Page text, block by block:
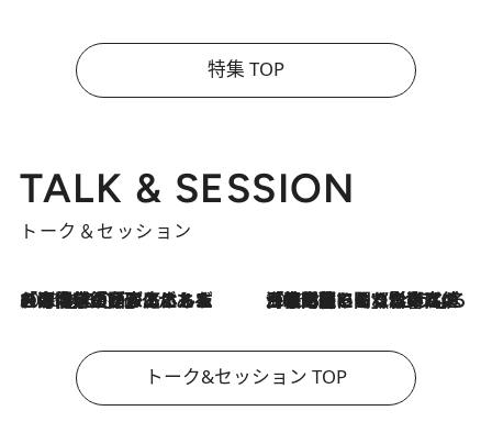
特集 TOP
TALK & SESSION
トーク＆セッション
2026.8.3
「今後値上げがあるとすれば…」「リスクがあるのは今年の冬」エネルギー専門家が語る、ホルムズ海峡封鎖が家庭にもたらす“ある心配” 2026.8.3
「住宅建てられない…」「サーチャージ料の高値が続いている」ホルムズ海峡封鎖による影響はいつまで続く？《エネルギー専門家に聞く“どうなる日本の暮らし”》
トーク&セッション TOP